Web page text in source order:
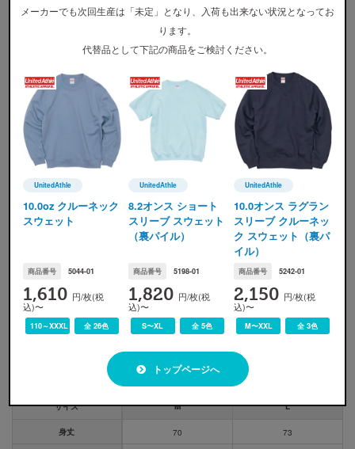
カラー展開
191 バニラホワイト 599 ヴィンテージヘザー
サイズ展開
サイズ M L
身丈 70 73
メーカーでも次回生産は「未定」となり、入荷も出来ない状況となってお
ります。
代替品として下記の商品をご検討ください。
UnitedAthle
UnitedAthle(ユナイテッドアスレ)
10.0oz クルーネック
スウェット
商品番号 5044-01
1,610 円/枚(税
込)〜
110～XXXL 全 26色
UnitedAthle
UnitedAthle(ユナイテッドアスレ)
8.2オンス ショート
スリーブ スウェット
（裏パイル）
商品番号 5198-01
1,820 円/枚(税
込)〜
S〜XL 全 5色
UnitedAthle
UnitedAthle(ユナイテッ
10.0オンス ラグラン
スリーブ クルーネッ
ク スウェット（裏パ
イル）
商品番号 5242-01
2,150 円/枚(税
込)〜
M〜XXL 全 3色
トップページへ